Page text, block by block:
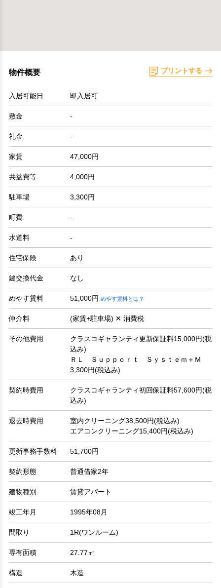
物件概要 プリントする
入居可能日 即入居可
敷金 -
礼金 -
家賃 47,000円
共益費等 4,000円
駐車場 3,300円
町費 -
水道料 -
住宅保険 あり
鍵交換代金 なし
めやす賃料 51,000円 めやす賃料とは？
仲介料 (家賃+駐車場) ✕ 消費税
その他費用
クラスコギャランティ更新保証料15,000円(税
込み)
ＲＬ Ｓｕｐｐｏｒｔ Ｓｙｓｔｅｍ＋Ｍ
3,300円(税込み)
契約時費用
クラスコギャランティ初回保証料57,600円(税
込み)
退去時費用
室内クリーニング38,500円(税込み)
エアコンクリーニング15,400円(税込み)
更新事務手数料 51,700円
契約形態 普通借家2年
建物種別 賃貸アパート
竣工年月 1995年08月
間取り 1R(ワンルーム)
専有面積 27.77㎡
構造 木造